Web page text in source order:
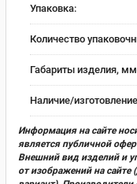
Упаковка:
Количество
Габариты изделия,
Наличие/
Информация на сайте
является публичной
Внешний вид изделий и
от изображений на